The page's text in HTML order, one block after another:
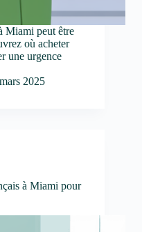
Miami peut être
où acheter
une urgence
2025
à Miami pour